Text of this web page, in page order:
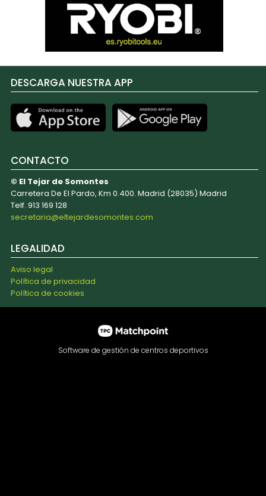
DESCARGA NUESTRA APP
CONTACTO
© El Tejar de Somontes
Carretera De El Pardo, Km 0.400. Madrid (28035) Madrid
Telf. 913 169 128
secretaria@eltejardesomontes.com
LEGALIDAD
Aviso legal
Política de privacidad
Política de cookies
Software de gestión de centros deportivos